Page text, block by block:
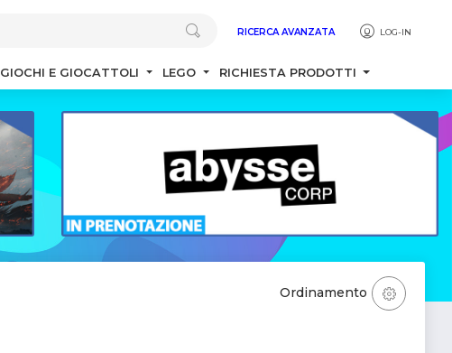
RICERCA AVANZATA LOG-IN
GIOCHI E GIOCATTOLI LEGO RICHIESTA PRODOTTI
Ordinamento